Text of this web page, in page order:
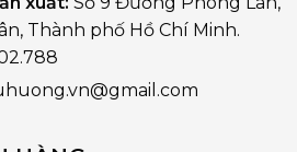
Thành phố Hồ Chí Minh.